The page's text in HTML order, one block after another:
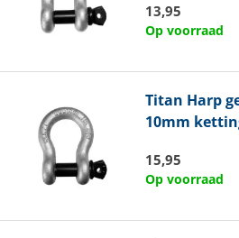
13,95
Op voorraad
Titan Harp
10mm
15,95
Op voorraad